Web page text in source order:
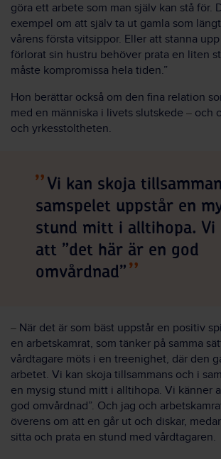
göra ett arbete som man själv kan stå för.
exempel om att själv ta ut gamla som
vårens första vitsippor. Eller att stanna
förlorat sin hustru behöver prata en liten
måste kompromissa hela tiden.”
Hon berättar också om den fina relation
med en människa i livets slutskede – och
och yrkesstoltheten.
Vi kan skoja
samspelet uppstår en
stund mitt i alltihopa. Vi
att ”det här är en god
omvårdnad”
– När det är som bäst uppstår en positiv
en arbetskamrat, som tänker på samma
vårdtagare möts i en treenighet, där den
arbetet. Vi kan skoja tillsammans och i
en mysig stund mitt i alltihopa. Vi känner
god omvårdnad”. Och jag och
överens om att en går ut och diskar,
sitta och prata en stund med vårdtagaren.